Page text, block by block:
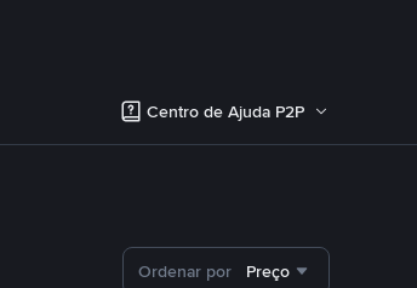
Centro de Ajuda P2P
Ordenar por Preço